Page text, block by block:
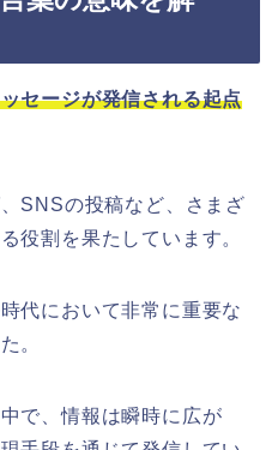
セージが発信される起点
SNSの投稿など、さまざ
役割を果たしています。
代において非常に重要な
。
で、情報は瞬時に広が